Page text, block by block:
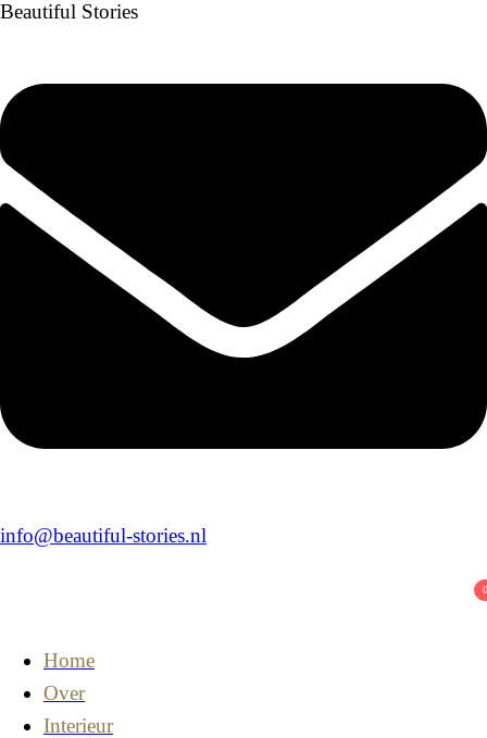
Beautiful Stories
info@beautiful-stories.nl
0
Home
Over
Interieur